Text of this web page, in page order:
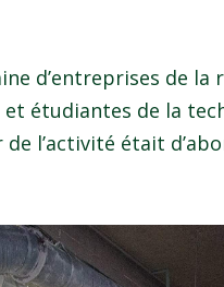
d’entreprises de
étudiantes de la
l’activité était